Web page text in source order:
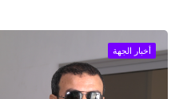
أخبار الجهة